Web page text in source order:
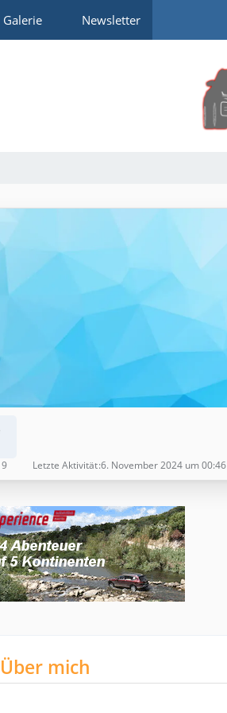
Galerie Newsletter
Letzte Aktivität 6. November 2024 um 00:46
Über mich